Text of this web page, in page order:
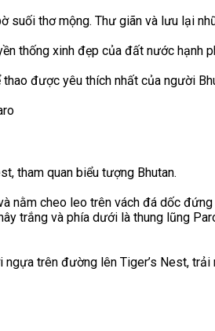
suối thơ mộng. Thư giãn và lưu lại
thống xinh đẹp của đất nước hạnh
được yêu thích nhất của người
tham quan biểu tượng Bhutan.
nằm cheo leo trên vách đá dốc
trắng và phía dưới là thung lũng
trên đường lên Tiger’s Nest,